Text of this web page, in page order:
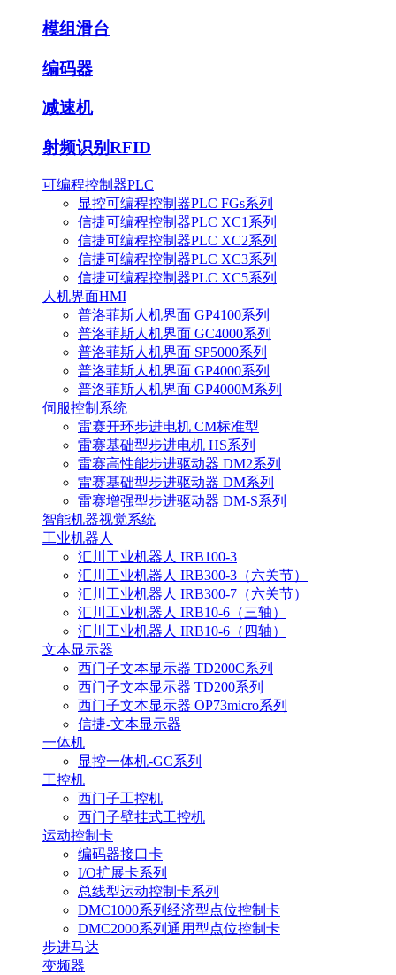
模组滑台
编码器
减速机
射频识别RFID
可编程控制器PLC
显控可编程控制器PLC FGs系列
信捷可编程控制器PLC XC1系列
信捷可编程控制器PLC XC2系列
信捷可编程控制器PLC XC3系列
信捷可编程控制器PLC XC5系列
人机界面HMI
普洛菲斯人机界面 GP4100系列
普洛菲斯人机界面 GC4000系列
普洛菲斯人机界面 SP5000系列
普洛菲斯人机界面 GP4000系列
普洛菲斯人机界面 GP4000M系列
伺服控制系统
雷赛开环步进电机 CM标准型
雷赛基础型步进电机 HS系列
雷赛高性能步进驱动器 DM2系列
雷赛基础型步进驱动器 DM系列
雷赛增强型步进驱动器 DM-S系列
智能机器视觉系统
工业机器人
汇川工业机器人 IRB100-3
汇川工业机器人 IRB300-3（六关节）
汇川工业机器人 IRB300-7（六关节）
汇川工业机器人 IRB10-6（三轴）
汇川工业机器人 IRB10-6（四轴）
文本显示器
西门子文本显示器 TD200C系列
西门子文本显示器 TD200系列
西门子文本显示器 OP73micro系列
信捷-文本显示器
一体机
显控一体机-GC系列
工控机
西门子工控机
西门子壁挂式工控机
运动控制卡
编码器接口卡
I/O扩展卡系列
总线型运动控制卡系列
DMC1000系列经济型点位控制卡
DMC2000系列通用型点位控制卡
步进马达
变频器